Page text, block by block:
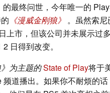
的最终问世，今年唯一的
《漫威金刚狼》 。虽然索
上市，但该公司并未展示过
日得到改变。
为主题的State of Play将于
频道播出。如果你不耐烦的话